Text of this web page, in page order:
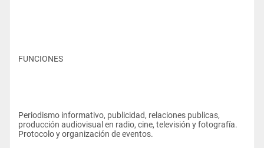
FUNCIONES
Periodismo informativo, publicidad, relaciones publicas,
producción audiovisual en radio, cine, televisión y fotografía.
Protocolo y organización de eventos.